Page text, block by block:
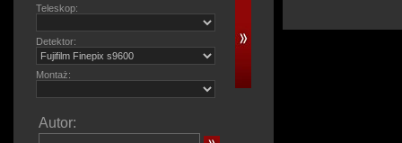
Teleskop:
Detektor:
Montaż:
Autor: